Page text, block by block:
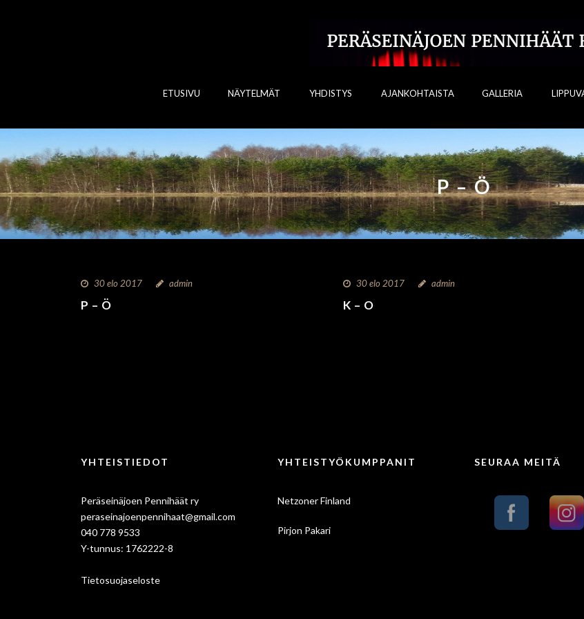
ETUSIVU NÄYTELMÄT YHDISTYS AJANKOHTAISTA GALLERIA
P – Ö
30 elo 2017 admin
P – Ö
30 elo 2017 admin
K – O
YHTEISTIEDOT
Peräseinäjoen Pennihäät ry
peraseinajoenpennihaat@gmail.com
040 778 9533
Y-tunnus: 1762222-8
Tietosuojaseloste
YHTEISTYÖKUMPPANIT
Netzoner Finland
Pirjon Pakari
SEURAA MEITÄ